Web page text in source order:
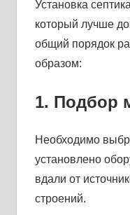
Установка
который лучше
общий порядок
образом:
1. Подбор
Необходимо
установлено
вдали от
строений.